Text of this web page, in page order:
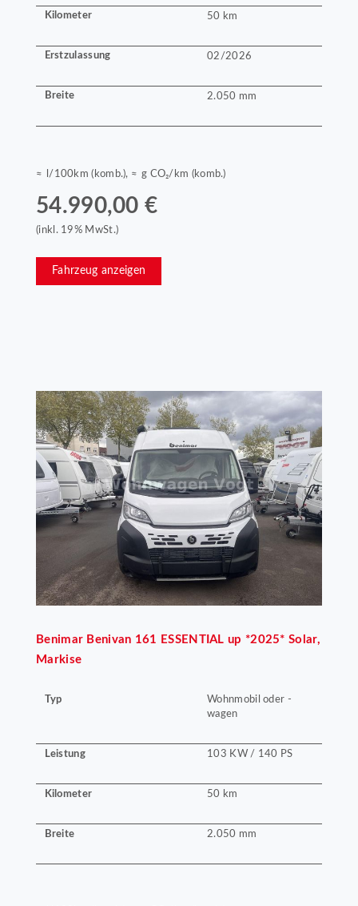
Kilometer 50 km
Erstzulassung 02/2026
Breite 2.050 mm
≈ l/100km (komb.), ≈ g CO₂/km (komb.)
54.990,00 €
(inkl. 19% MwSt.)
Fahrzeug anzeigen
Benimar Benivan 161 ESSENTIAL up *2025* Solar,
Markise
Typ
Wohnmobil oder -
wagen
Leistung 103 KW / 140 PS
Kilometer 50 km
Breite 2.050 mm